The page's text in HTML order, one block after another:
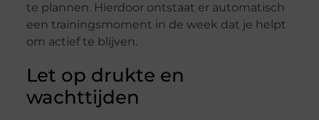
te plannen. Hierdoor ontstaat er automatisch
een trainingsmoment in de week dat je helpt
om actief te blijven.
Let op drukte en
wachttijden